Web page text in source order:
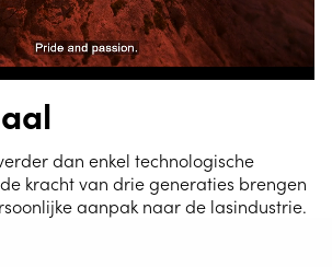
dan enkel technologische
kracht van drie generaties brengen
aanpak naar de lasindustrie.